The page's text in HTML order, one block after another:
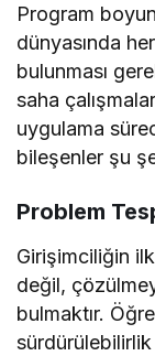
Program
dünyasında
bulunması
saha
uygulama
bileşenler şu
Problem
Girişimciliğin
değil,
bulmaktır.